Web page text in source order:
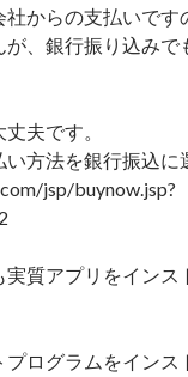
からの支払いです
、銀行振り込みで
夫です。
方法を銀行振込に
jsp/buynow.jsp?
質アプリをインス
プログラムをインス